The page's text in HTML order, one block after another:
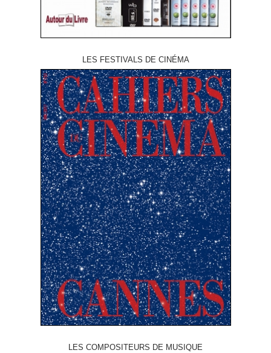
LES FESTIVALS DE CINÉMA
LES COMPOSITEURS DE MUSIQUE